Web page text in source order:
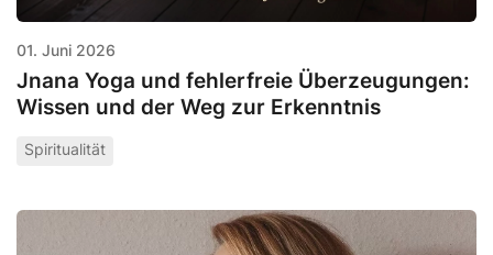
01. Juni 2026
Jnana Yoga und fehlerfreie Überzeugungen:
Wissen und der Weg zur Erkenntnis
Spiritualität